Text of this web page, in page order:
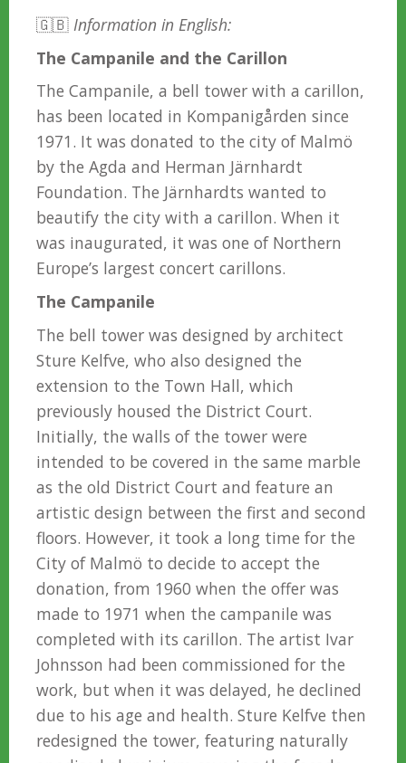
🇬🇧 Information in English:
The Campanile and the Carillon
The Campanile, a bell tower with a carillon,
has been located in Kompanigården since
1971. It was donated to the city of Malmö
by the Agda and Herman Järnhardt
Foundation. The Järnhardts wanted to
beautify the city with a carillon. When it
was inaugurated, it was one of Northern
Europe’s largest concert carillons.
The Campanile
The bell tower was designed by architect
Sture Kelfve, who also designed the
extension to the Town Hall, which
previously housed the District Court.
Initially, the walls of the tower were
intended to be covered in the same marble
as the old District Court and feature an
artistic design between the first and second
floors. However, it took a long time for the
City of Malmö to decide to accept the
donation, from 1960 when the offer was
made to 1971 when the campanile was
completed with its carillon. The artist Ivar
Johnsson had been commissioned for the
work, but when it was delayed, he declined
due to his age and health. Sture Kelfve then
redesigned the tower, featuring naturally